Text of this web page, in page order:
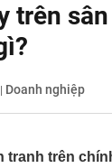
Bí mật được
nên cẩn thận
CHÍNH THỨC:
Vì sao đồ ăn
trên
| Doanh nghiệp
tranh trên